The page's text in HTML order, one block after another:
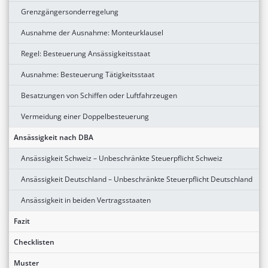
Grenzgängersonderregelung
Ausnahme der Ausnahme: Monteurklausel
Regel: Besteuerung Ansässigkeitsstaat
Ausnahme: Besteuerung Tätigkeitsstaat
Besatzungen von Schiffen oder Luftfahrzeugen
Vermeidung einer Doppelbesteuerung
Ansässigkeit nach DBA
Ansässigkeit Schweiz – Unbeschränkte Steuerpflicht Schweiz
Ansässigkeit Deutschland – Unbeschränkte Steuerpflicht Deutschland
Ansässigkeit in beiden Vertragsstaaten
Fazit
Checklisten
Muster